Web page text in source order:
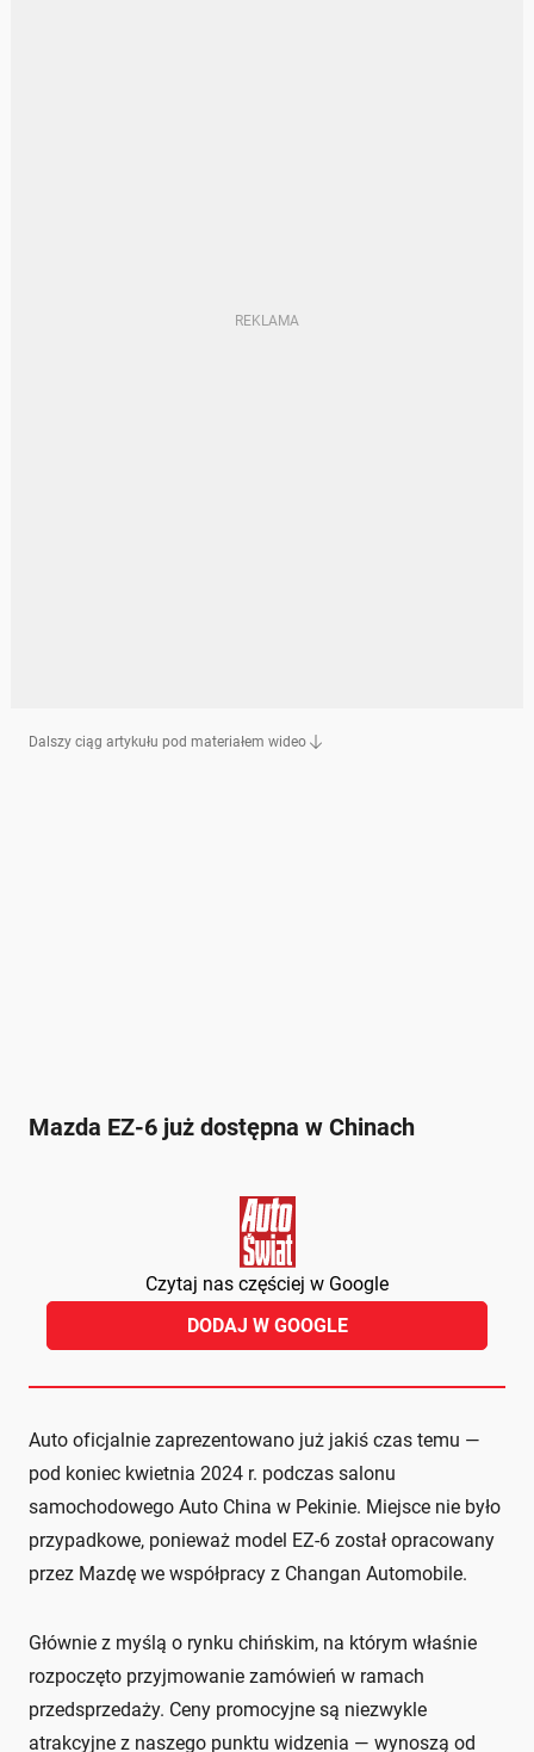
Dalszy ciąg artykułu pod materiałem wideo
Mazda EZ-6 już dostępna w Chinach
Czytaj nas częściej w Google
DODAJ W GOOGLE
Auto oficjalnie zaprezentowano już jakiś czas temu —
pod koniec kwietnia 2024 r. podczas salonu
samochodowego Auto China w Pekinie. Miejsce nie było
przypadkowe, ponieważ model EZ-6 został opracowany
przez Mazdę we współpracy z Changan Automobile.
Głównie z myślą o rynku chińskim, na którym właśnie
rozpoczęto przyjmowanie zamówień w ramach
przedsprzedaży. Ceny promocyjne są niezwykle
atrakcyjne z naszego punktu widzenia — wynoszą od